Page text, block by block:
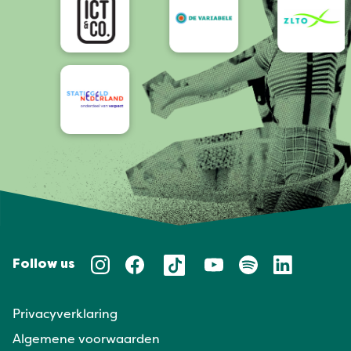
Follow us
Privacyverklaring
Algemene voorwaarden